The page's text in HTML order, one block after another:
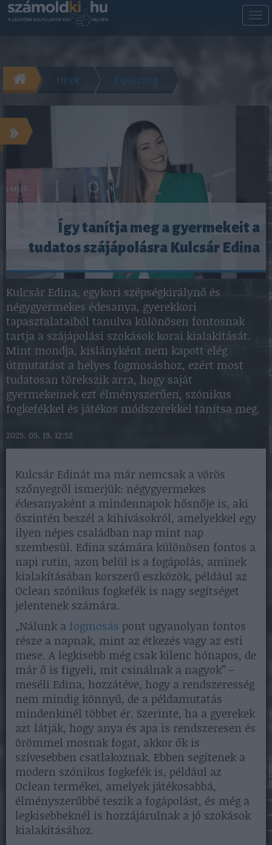
Hírek Egészség
»
Így tanítja meg a gyermekeit a
tudatos szájápolásra Kulcsár Edina
Kulcsár Edina, egykori szépségkirálynő és
négygyermekes édesanya, gyerekkori
tapasztalataiból tanulva különösen fontosnak
tartja a szájápolási szokások korai kialakítását.
Mint mondja, kislányként nem kapott elég
útmutatást a helyes fogmosáshoz, ezért most
tudatosan törekszik arra, hogy saját
gyermekeinek ezt élményszerűen, szónikus
fogkefékkel és játékos módszerekkel tanítsa meg.
2025. 05. 19. 12:52
Kulcsár Edinát ma már nemcsak a vörös
szőnyegről ismerjük: négygyermekes
édesanyaként a mindennapok hősnője is, aki
őszintén beszél a kihívásokról, amelyekkel egy
ilyen népes családban nap mint nap
szembesül. Edina számára különösen fontos a
napi rutin, azon belül is a fogápolás, aminek
kialakításában korszerű eszközök, például az
Oclean szónikus fogkefék is nagy segítséget
jelentenek számára.
„Nálunk a fogmosás pont ugyanolyan fontos
része a napnak, mint az étkezés vagy az esti
mese. A legkisebb még csak kilenc hónapos, de
már ő is figyeli, mit csinálnak a nagyok” –
meséli Edina, hozzátéve, hogy a rendszeresség
nem mindig könnyű, de a példamutatás
mindenkinél többet ér. Szerinte, ha a gyerekek
azt látják, hogy anya és apa is rendszeresen és
örömmel mosnak fogat, akkor ők is
szívesebben csatlakoznak. Ebben segítenek a
modern szónikus fogkefék is, például az
Oclean termékei, amelyek játékosabbá,
élményszerűbbé teszik a fogápolást, és még a
legkisebbeknél is hozzájárulnak a jó szokások
kialakításához.